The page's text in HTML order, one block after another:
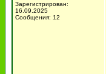
Зарегистрирован:
16.09.2025
Сообщения: 12